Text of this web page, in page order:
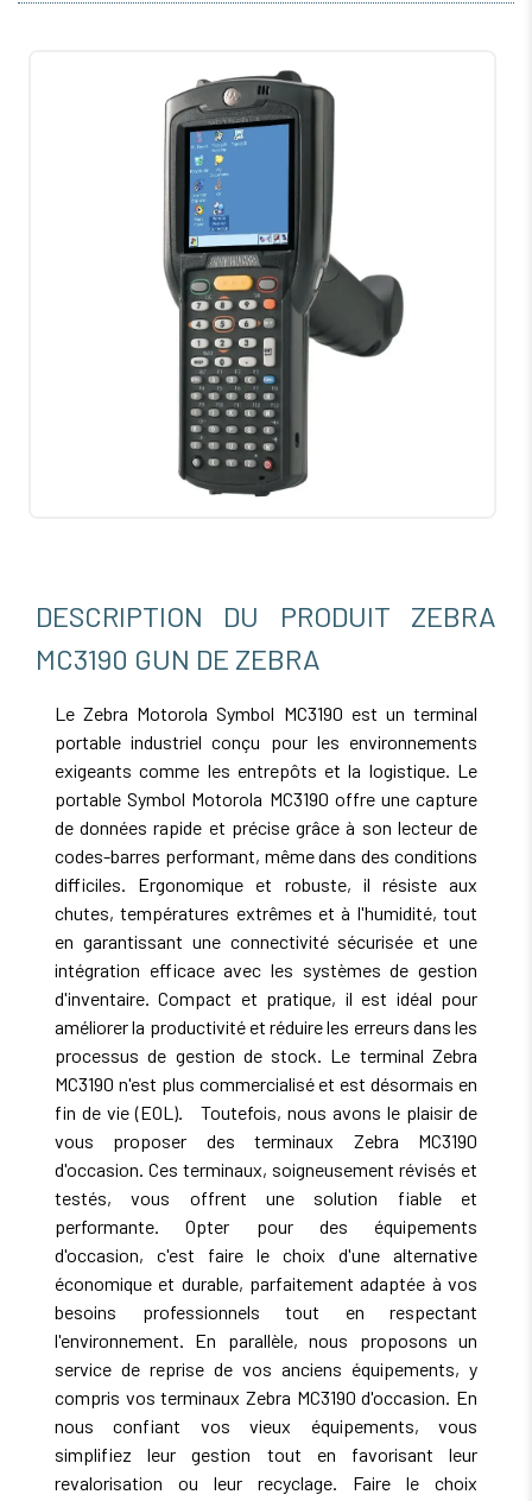
DESCRIPTION DU PRODUIT ZEBRA
MC3190 GUN DE ZEBRA
Le Zebra Motorola Symbol MC3190 est un terminal
portable industriel conçu pour les environnements
exigeants comme les entrepôts et la logistique. Le
portable Symbol Motorola MC3190 offre une capture
de données rapide et précise grâce à son lecteur de
codes-barres performant, même dans des conditions
difficiles. Ergonomique et robuste, il résiste aux
chutes, températures extrêmes et à l'humidité, tout
en garantissant une connectivité sécurisée et une
intégration efficace avec les systèmes de gestion
d'inventaire. Compact et pratique, il est idéal pour
améliorer la productivité et réduire les erreurs dans les
processus de gestion de stock. Le terminal Zebra
MC3190 n'est plus commercialisé et est désormais en
fin de vie (EOL). Toutefois, nous avons le plaisir de
vous proposer des terminaux Zebra MC3190
d'occasion. Ces terminaux, soigneusement révisés et
testés, vous offrent une solution fiable et
performante. Opter pour des équipements
d'occasion, c'est faire le choix d'une alternative
économique et durable, parfaitement adaptée à vos
besoins professionnels tout en respectant
l'environnement. En parallèle, nous proposons un
service de reprise de vos anciens équipements, y
compris vos terminaux Zebra MC3190 d'occasion. En
nous confiant vos vieux équipements, vous
simplifiez leur gestion tout en favorisant leur
revalorisation ou leur recyclage. Faire le choix